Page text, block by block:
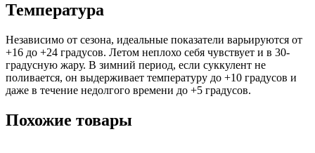
Температура
Независимо от сезона, идеальные показатели варьируются от
+16 до +24 градусов. Летом неплохо себя чувствует и в 30-
градусную жару. В зимний период, если суккулент не
поливается, он выдерживает температуру до +10 градусов и
даже в течение недолгого времени до +5 градусов.
Похожие товары